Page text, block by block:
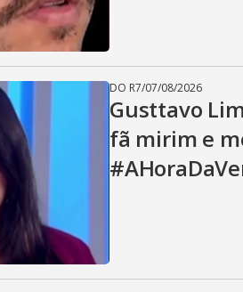
DO R7/07/08/2026
Gusttavo
fã mirim e